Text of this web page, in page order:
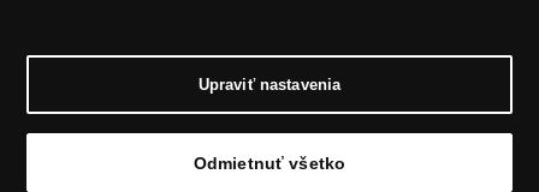
Bratislava 811 07, Tel.: 0850 606 009E-mail: info@narodnapokladnica.sk,
Upraviť nastavenia
Odmietnuť všetko